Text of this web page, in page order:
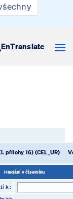
EnTranslate
přílohy 16) (CEL_UR)
Hledání v číselníku
k :